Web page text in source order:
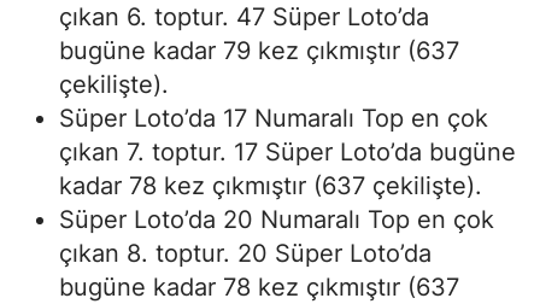
çıkan 6. toptur. 47 Süper Loto’da
bugüne kadar 79 kez çıkmıştır (637
çekilişte).
Süper Loto’da 17 Numaralı Top en çok
çıkan 7. toptur. 17 Süper Loto’da bugüne
kadar 78 kez çıkmıştır (637 çekilişte).
Süper Loto’da 20 Numaralı Top en çok
çıkan 8. toptur. 20 Süper Loto’da
bugüne kadar 78 kez çıkmıştır (637